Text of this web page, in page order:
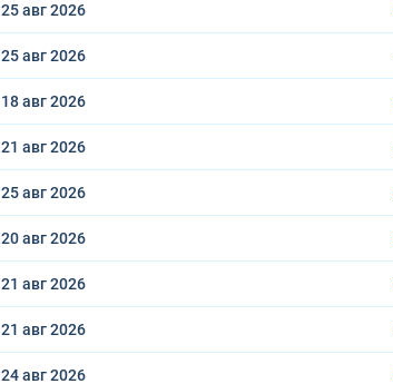
25 авг2026
25 авг2026
18 авг2026
21 авг2026
25 авг2026
20 авг2026
21 авг2026
21 авг2026
24 авг2026